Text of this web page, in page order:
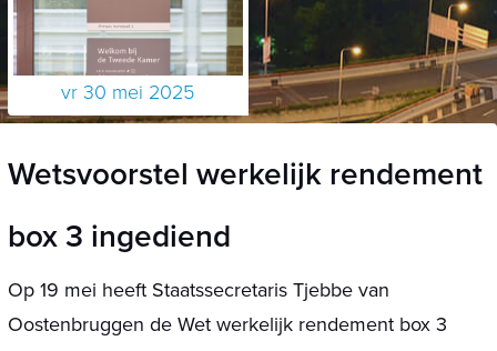
vr 30 mei 2025
Wetsvoorstel werkelijk rendement
box 3 ingediend
Op 19 mei heeft Staatssecretaris Tjebbe van
Oostenbruggen de Wet werkelijk rendement box 3